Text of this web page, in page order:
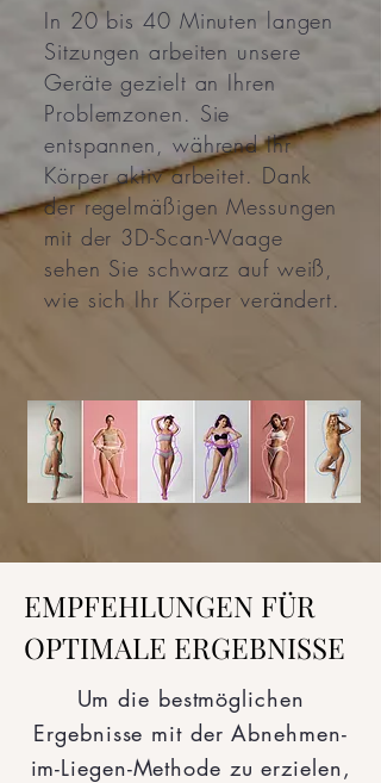
In 20 bis 40 Minuten langen
Sitzungen arbeiten unsere
Geräte gezielt an Ihren
Problemzonen. Sie
entspannen, während Ihr
Körper aktiv arbeitet. Dank
der regelmäßigen Messungen
mit der 3D-Scan-Waage
sehen Sie schwarz auf weiß,
wie sich Ihr Körper verändert.
EMPFEHLUNGEN FÜR
OPTIMALE ERGEBNISSE
Um die bestmöglichen
Ergebnisse mit der Abnehmen-
im-Liegen-Methode zu erzielen,